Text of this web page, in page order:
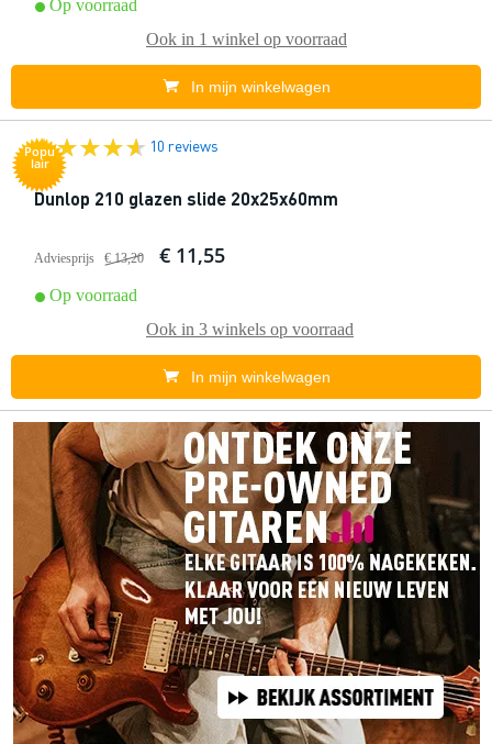
Ook in 1 winkel op voorraad
In mijn winkelwagen
Popu
lair
10 reviews
Dunlop 210 glazen slide 20x25x60mm
Adviesprijs € 13,20 € 11,55
Op voorraad
Ook in 3 winkels op voorraad
In mijn winkelwagen